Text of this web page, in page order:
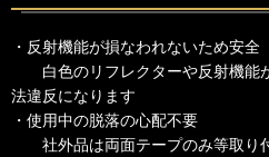
・反射機能が損なわれないため安全
白色のリフレクターや反射機能
法違反になります
・使用中の脱落の心配不要
社外品は両面テープのみ等取り